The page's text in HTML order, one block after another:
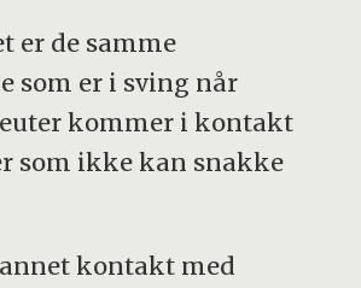
er de samme
som er i sving når
kommer i kontakt
som ikke kan snakke
kontakt med